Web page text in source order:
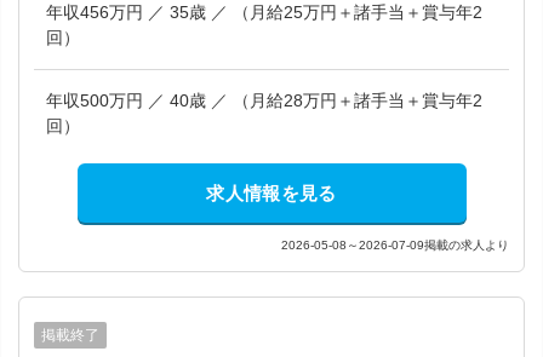
年収456万円 ／ 35歳 ／ （月給25万円＋諸手当＋賞与年2
回）
年収500万円 ／ 40歳 ／ （月給28万円＋諸手当＋賞与年2
回）
求人情報を見る
2026-05-08～2026-07-09掲載の求人より
掲載終了